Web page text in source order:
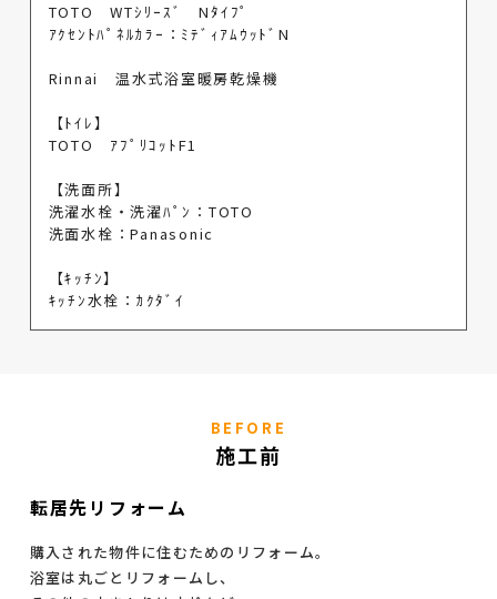
TOTO WTｼﾘｰｽﾞ Nﾀｲﾌﾟ
ｱｸｾﾝﾄﾊﾟﾈﾙｶﾗｰ：ﾐﾃﾞｨｱﾑｳｯﾄﾞN
Rinnai 温水式浴室暖房乾燥機
【ﾄｲﾚ】
TOTO ｱﾌﾟﾘｺｯﾄF1
【洗面所】
洗濯水栓・洗濯ﾊﾟﾝ：TOTO
洗面水栓：Panasonic
【ｷｯﾁﾝ】
ｷｯﾁﾝ水栓：ｶｸﾀﾞｲ
BEFORE
施工前
転居先リフォーム
購入された物件に住むためのリフォーム。
浴室は丸ごとリフォームし、